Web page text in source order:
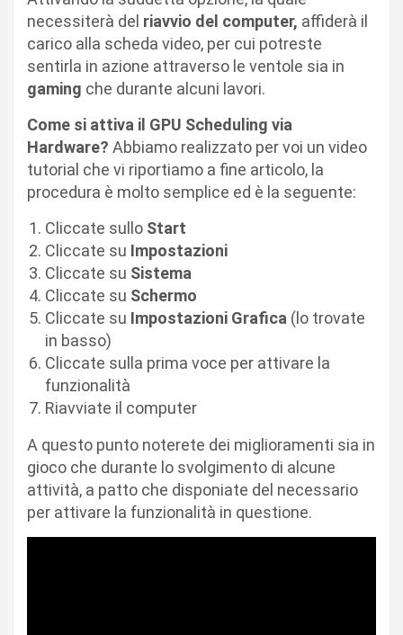
necessiterà del riavvio del computer, affiderà il
carico alla scheda video, per cui potreste
sentirla in azione attraverso le ventole sia in
gaming che durante alcuni lavori.
Come si attiva il GPU Scheduling via
Hardware? Abbiamo realizzato per voi un video
tutorial che vi riportiamo a fine articolo, la
procedura è molto semplice ed è la seguente:
Cliccate sullo Start
Cliccate su Impostazioni
Cliccate su Sistema
Cliccate su Schermo
Cliccate su Impostazioni Grafica (lo trovate
in basso)
Cliccate sulla prima voce per attivare la
funzionalità
Riavviate il computer
A questo punto noterete dei miglioramenti sia in
gioco che durante lo svolgimento di alcune
attività, a patto che disponiate del necessario
per attivare la funzionalità in questione.